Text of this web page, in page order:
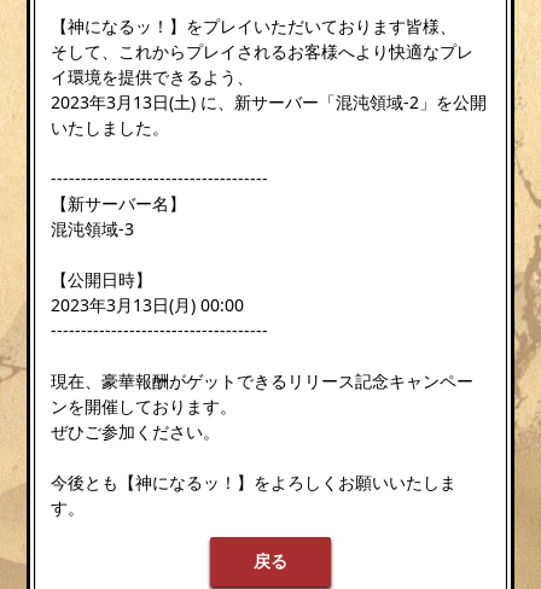
【神になるッ！】をプレイいただいております皆様、
そして、これからプレイされるお客様へより快適なプレ
イ環境を提供できるよう、
2023年3月13日(土) に、新サーバー「混沌領域-2」を公開
いたしました。
------------------------------------
【新サーバー名】
混沌領域-3
【公開日時】
2023年3月13日(月) 00:00
------------------------------------
現在、豪華報酬がゲットできるリリース記念キャンペー
ンを開催しております。
ぜひご参加ください。
今後とも【神になるッ！】をよろしくお願いいたしま
す。
戻る